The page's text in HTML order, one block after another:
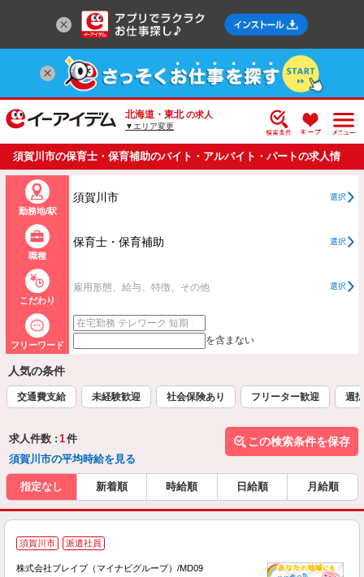
北海道・東北 の求人
▼エリア変更
須賀川市の保育士・保育補助のバイト・アルバイト・パートの求人情
報一覧
勤務地/駅
須賀川市 選択
職種
保育士・保育補助 選択
こだわり
雇用形態、給与、特徴、その他 選択
フリーワード を含まない
人気の条件
交通費支給 未経験歓迎 社会保険あり フリーター歓迎 週
求人件数 : 1件
須賀川市の平均時給を見る
この検索条件を保存
指定なし 新着順 時給順 日給順 月給順
須賀川市 派遣社員
株式会社ブレイブ（マイナビグループ）/MD09